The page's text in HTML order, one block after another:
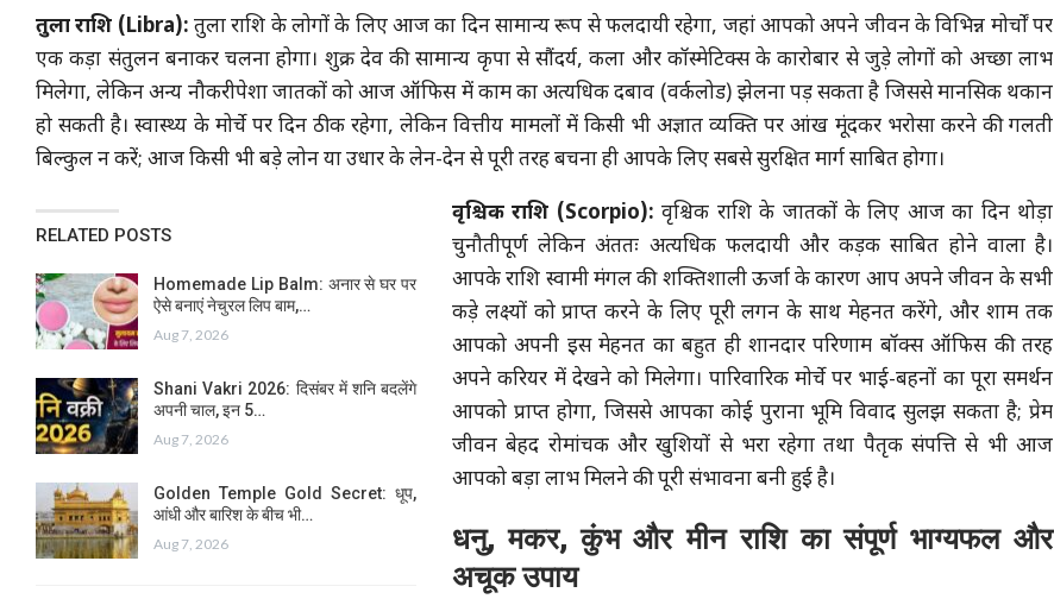
तुला राशि (Libra): तुला राशि के लोगों के लिए आज का दिन सामान्य रूप से फलदायी रहेगा, जहां आपको अपने जीवन के विभिन्न मोर्चों पर
एक कड़ा संतुलन बनाकर चलना होगा। शुक्र देव की सामान्य कृपा से सौंदर्य, कला और कॉस्मेटिक्स के कारोबार से जुड़े लोगों को अच्छा लाभ
मिलेगा, लेकिन अन्य नौकरीपेशा जातकों को आज ऑफिस में काम का अत्यधिक दबाव (वर्कलोड) झेलना पड़ सकता है जिससे मानसिक थकान
हो सकती है। स्वास्थ्य के मोर्चे पर दिन ठीक रहेगा, लेकिन वित्तीय मामलों में किसी भी अज्ञात व्यक्ति पर आंख मूंदकर भरोसा करने की गलती
बिल्कुल न करें; आज किसी भी बड़े लोन या उधार के लेन-देन से पूरी तरह बचना ही आपके लिए सबसे सुरक्षित मार्ग साबित होगा।
RELATED POSTS
Homemade Lip Balm: अनार से घर पर
ऐसे बनाएं नेचुरल लिप बाम,…
Aug 7, 2026
Shani Vakri 2026: दिसंबर में शनि बदलेंगे
अपनी चाल, इन 5…
Aug 7, 2026
Golden Temple Gold Secret: धूप,
आंधी और बारिश के बीच भी…
Aug 7, 2026
वृश्चिक राशि (Scorpio): वृश्चिक राशि के जातकों के लिए आज का दिन थोड़ा
चुनौतीपूर्ण लेकिन अंततः अत्यधिक फलदायी और कड़क साबित होने वाला है।
आपके राशि स्वामी मंगल की शक्तिशाली ऊर्जा के कारण आप अपने जीवन के सभी
कड़े लक्ष्यों को प्राप्त करने के लिए पूरी लगन के साथ मेहनत करेंगे, और शाम तक
आपको अपनी इस मेहनत का बहुत ही शानदार परिणाम बॉक्स ऑफिस की तरह
अपने करियर में देखने को मिलेगा। पारिवारिक मोर्चे पर भाई-बहनों का पूरा समर्थन
आपको प्राप्त होगा, जिससे आपका कोई पुराना भूमि विवाद सुलझ सकता है; प्रेम
जीवन बेहद रोमांचक और खुशियों से भरा रहेगा तथा पैतृक संपत्ति से भी आज
आपको बड़ा लाभ मिलने की पूरी संभावना बनी हुई है।
धनु, मकर, कुंभ और मीन राशि का संपूर्ण भाग्यफल और
अचूक उपाय